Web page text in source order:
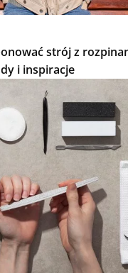
strój z
i inspiracje